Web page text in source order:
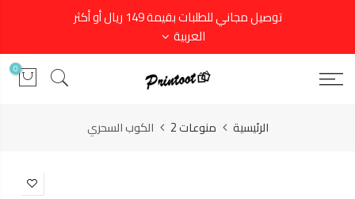
توصيل مجاني للطلبات بقيمة 149 ريال أو أكثر
العربية
0
الرئيسية منوعات 2 الكوب السحري